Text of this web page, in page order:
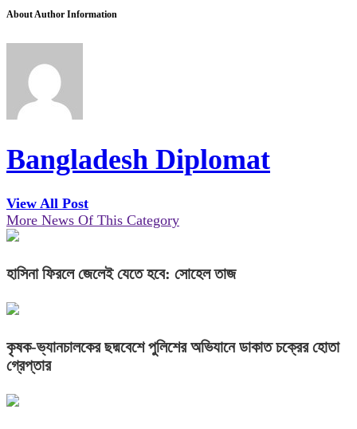
About Author Information
Bangladesh Diplomat
View All Post
More News Of This Category
হাসিনা ফিরলে জেলেই যেতে হবে: সোহেল তাজ
কৃষক-ভ্যানচালকের ছদ্মবেশে পুলিশের অভিযানে ডাকাত চক্রের হোতা
গ্রেপ্তার